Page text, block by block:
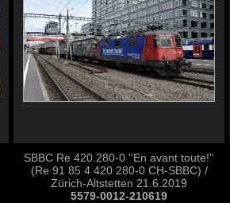
SBBC Re 420.280-0 ''En avant toute!''
(Re 91 85 4 420 280-0 CH-SBBC) /
Zürich-Altstetten 21.6.2019
5579-0012-210619